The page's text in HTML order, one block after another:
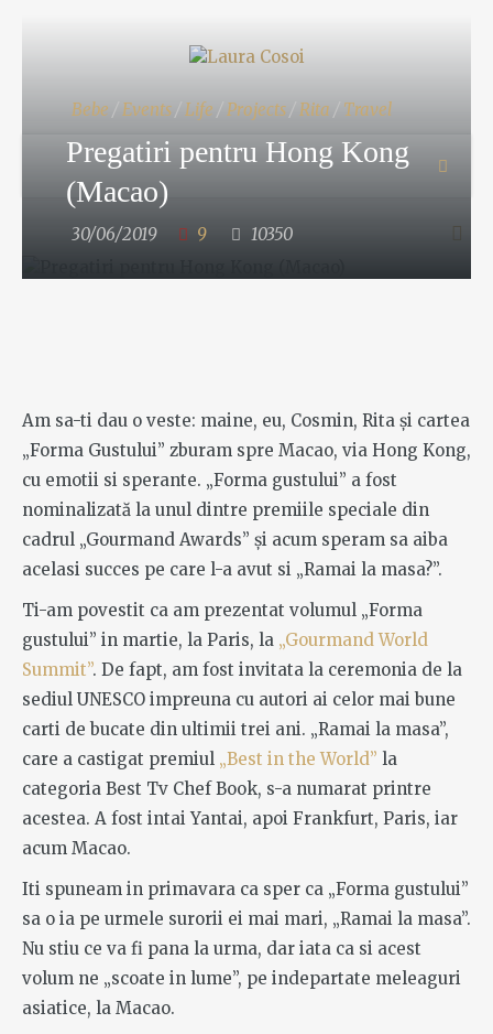
Bebe / Events / Life / Projects / Rita / Travel
Pregatiri pentru Hong Kong
(Macao)
30/06/2019 9 10350
Am sa-ti dau o veste: maine, eu, Cosmin, Rita și cartea
„Forma Gustului” zburam spre Macao, via Hong Kong,
cu emotii si sperante. „Forma gustului” a fost
nominalizată la unul dintre premiile speciale din
cadrul „Gourmand Awards” și acum speram sa aiba
acelasi succes pe care l-a avut si „Ramai la masa?”.
Ti-am povestit ca am prezentat volumul „Forma
gustului” in martie, la Paris, la „Gourmand World
Summit”. De fapt, am fost invitata la ceremonia de la
sediul UNESCO impreuna cu autori ai celor mai bune
carti de bucate din ultimii trei ani. „Ramai la masa”,
care a castigat premiul „Best in the World” la
categoria Best Tv Chef Book, s-a numarat printre
acestea. A fost intai Yantai, apoi Frankfurt, Paris, iar
acum Macao.
Iti spuneam in primavara ca sper ca „Forma gustului”
sa o ia pe urmele surorii ei mai mari, „Ramai la masa”.
Nu stiu ce va fi pana la urma, dar iata ca si acest
volum ne „scoate in lume”, pe indepartate meleaguri
asiatice, la Macao.